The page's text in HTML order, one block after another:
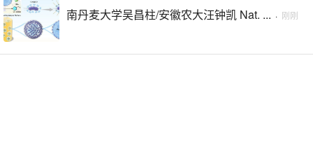
南丹麦大学吴昌柱/安徽农大汪钟凯 Nat. ... · 刚刚